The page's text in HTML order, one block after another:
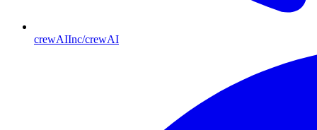
crewAIInc/crewAI